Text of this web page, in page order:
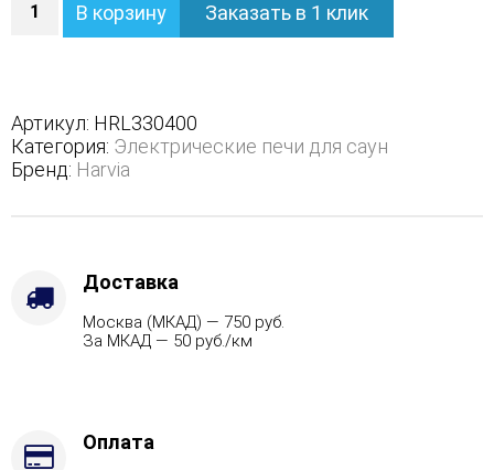
Электрическая
L-
33
(выносное
управление)
В корзину Заказать в 1 клик
Артикул: HRL330400
Категория: Электрические печи для саун
Бренд: Harvia
Доставка
Москва (МКАД) — 750 руб.
За МКАД — 50 руб./км
Оплата